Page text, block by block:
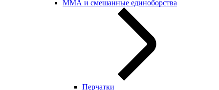
ММА и смешанные единоборства
Перчатки